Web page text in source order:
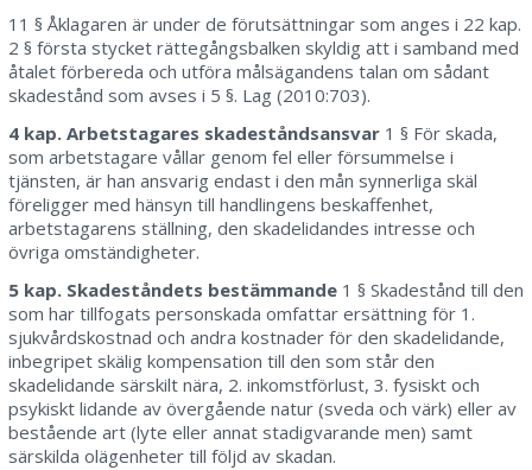
11 § Åklagaren är under de förutsättningar som anges i 22 kap.
2 § första stycket rättegångsbalken skyldig att i samband med
åtalet förbereda och utföra målsägandens talan om sådant
skadestånd som avses i 5 §. Lag (2010:703).
4 kap. Arbetstagares skadeståndsansvar 1 § För skada,
som arbetstagare vållar genom fel eller försummelse i
tjänsten, är han ansvarig endast i den mån synnerliga skäl
föreligger med hänsyn till handlingens beskaffenhet,
arbetstagarens ställning, den skadelidandes intresse och
övriga omständigheter.
5 kap. Skadeståndets bestämmande 1 § Skadestånd till den
som har tillfogats personskada omfattar ersättning för 1.
sjukvårdskostnad och andra kostnader för den skadelidande,
inbegripet skälig kompensation till den som står den
skadelidande särskilt nära, 2. inkomstförlust, 3. fysiskt och
psykiskt lidande av övergående natur (sveda och värk) eller av
bestående art (lyte eller annat stadigvarande men) samt
särskilda olägenheter till följd av skadan.